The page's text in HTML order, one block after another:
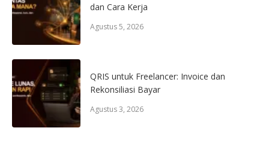
dan Cara Kerja
Agustus 5, 2026
QRIS untuk Freelancer: Invoice dan
Rekonsiliasi Bayar
Agustus 3, 2026